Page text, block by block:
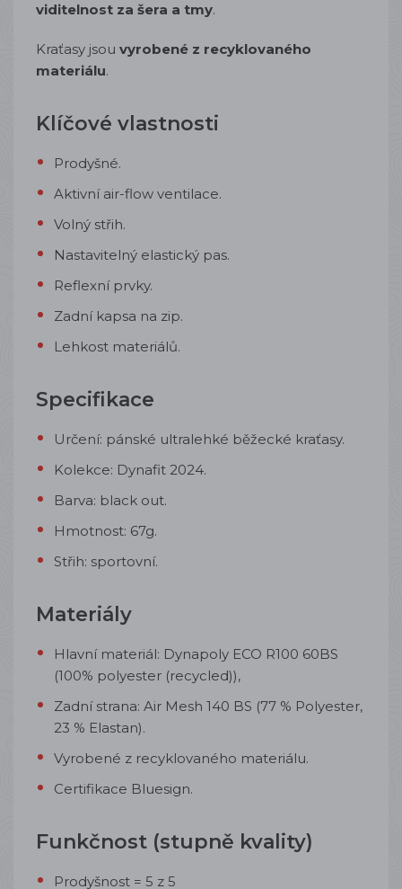
viditelnost za šera a tmy.
Kraťasy jsou vyrobené z recyklovaného
materiálu.
Klíčové vlastnosti
Prodyšné.
Aktivní air-flow ventilace.
Volný střih.
Nastavitelný elastický pas.
Reflexní prvky.
Zadní kapsa na zip.
Lehkost materiálů.
Specifikace
Určení: pánské ultralehké běžecké kraťasy.
Kolekce: Dynafit 2024.
Barva: black out.
Hmotnost: 67g.
Střih: sportovní.
Materiály
Hlavní materiál: Dynapoly ECO R100 60BS
(100% polyester (recycled)),
Zadní strana: Air Mesh 140 BS (77 % Polyester,
23 % Elastan).
Vyrobené z recyklovaného materiálu.
Certifikace Bluesign.
Funkčnost (stupně kvality)
Prodyšnost = 5 z 5